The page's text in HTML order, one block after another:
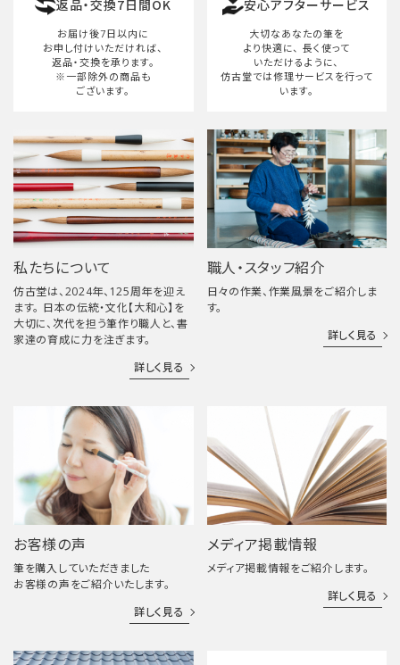
検索する
返品・交換7日間OK
お届け後7日以内に
お申し付けいただければ、
返品・交換を承ります。
※一部除外の商品も
ございます。
安心アフターサービス
大切なあなたの筆を
より快適に、 長く使って
いただけるように、
仿古堂では修理サービスを行って
います。
私たちについて
仿古堂は、2024年、125周年を迎え
ます。 日本の伝統・文化【大和心】を
大切に、次代を担う筆作り職人と、書
家達の育成に力を注ぎます。
詳しく見る
職人・スタッフ紹介
日々の作業、作業風景をご紹介しま
す。
詳しく見る
お客様の声
筆を購入していただきました
お客様の声をご紹介いたします。
詳しく見る
メディア掲載情報
メディア掲載情報をご紹介します。
詳しく見る